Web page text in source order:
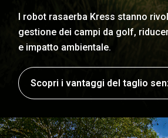
I robot rasaerba Kress stanno
gestione dei campi da golf,
e impatto ambientale.
Scopri i vantaggi del taglio